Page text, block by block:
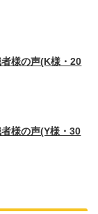
様の声(K様・20
様の声(Y様・30